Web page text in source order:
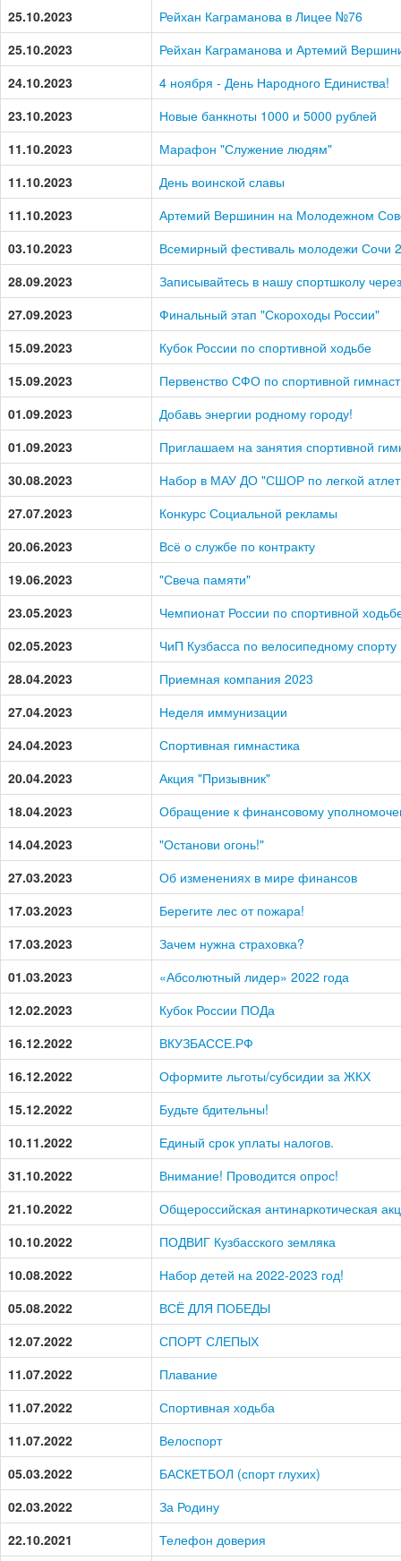
25.10.2023
Рейхан Каграманова в Лицее №76
25.10.2023
Рейхан Каграманова и Артемий
24.10.2023
4 ноября - День Народного Единиства!
23.10.2023
Новые банкноты 1000 и 5000 рублей
11.10.2023
Марафон "Служение людям"
11.10.2023
День воинской славы
11.10.2023
Артемий Вершинин на Молодежном
03.10.2023
Всемирный фестиваль молодежи Сочи
28.09.2023
Записывайтесь в нашу спортшколу
27.09.2023
Финальный этап "Скороходы России"
15.09.2023
Кубок России по спортивной ходьбе
15.09.2023
Первенство СФО по спортивной
01.09.2023
Добавь энергии родному городу!
01.09.2023
Приглашаем на занятия спортивной
30.08.2023
Набор в МАУ ДО "СШОР по легкой
27.07.2023
Конкурс Социальной рекламы
20.06.2023
Всё о службе по контракту
19.06.2023
"Свеча памяти"
23.05.2023
Чемпионат России по спортивной
02.05.2023
ЧиП Кузбасса по велосипедному спорту
28.04.2023
Приемная компания 2023
27.04.2023
Неделя иммунизации
24.04.2023
Спортивная гимнастика
20.04.2023
Акция "Призывник"
18.04.2023
Обращение к финансовому
14.04.2023
"Останови огонь!"
27.03.2023
Об изменениях в мире финансов
17.03.2023
Берегите лес от пожара!
17.03.2023
Зачем нужна страховка?
01.03.2023
«Абсолютный лидер» 2022 года
12.02.2023
Кубок России ПОДа
16.12.2022
ВКУЗБАССЕ.РФ
16.12.2022
Оформите льготы/субсидии за ЖКХ
15.12.2022
Будьте бдительны!
10.11.2022
Единый срок уплаты налогов.
31.10.2022
Внимание! Проводится опрос!
21.10.2022
Общероссийская антинаркотическая
10.10.2022
ПОДВИГ Кузбасского земляка
10.08.2022
Набор детей на 2022-2023 год!
05.08.2022
ВСЁ ДЛЯ ПОБЕДЫ
12.07.2022
СПОРТ СЛЕПЫХ
11.07.2022
Плавание
11.07.2022
Спортивная ходьба
11.07.2022
Велоспорт
05.03.2022
БАСКЕТБОЛ (спорт глухих)
02.03.2022
За Родину
22.10.2021
Телефон доверия